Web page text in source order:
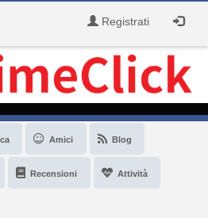
Registrati
Amici Blog
Recensioni Attività